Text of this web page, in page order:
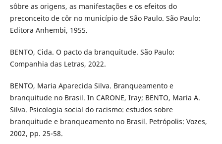
sôbre as origens, as manifestações e os efeitos do
preconceito de côr no município de São Paulo. São Paulo:
Editora Anhembi, 1955.
BENTO, Cida. O pacto da branquitude. São Paulo:
Companhia das Letras, 2022.
BENTO, Maria Aparecida Silva. Branqueamento e
branquitude no Brasil. In CARONE, Iray; BENTO, Maria A.
Silva. Psicologia social do racismo: estudos sobre
branquitude e branqueamento no Brasil. Petrópolis: Vozes,
2002, pp. 25-58.